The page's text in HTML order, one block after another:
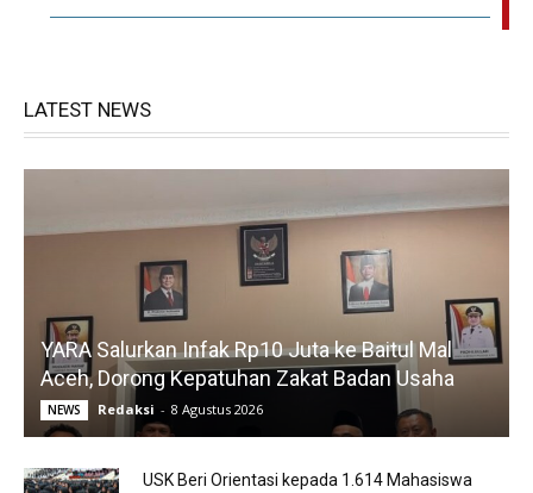
LATEST NEWS
YARA Salurkan Infak Rp10 Juta ke Baitul Mal
Aceh, Dorong Kepatuhan Zakat Badan Usaha
NEWS Redaksi - 8 Agustus 2026
USK Beri Orientasi kepada 1.614 Mahasiswa